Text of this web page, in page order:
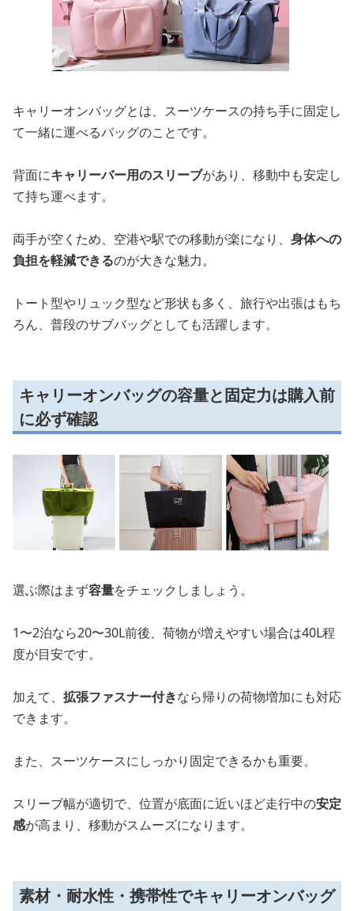
キャリーオンバッグとは、スーツケースの持ち手に固定し
て一緒に運べるバッグのことです。
背面にキャリーバー用のスリーブがあり、移動中も安定し
て持ち運べます。
両手が空くため、空港や駅での移動が楽になり、 身体への
負担を軽減できるのが大きな魅力。
トート型やリュック型など形状も多く、旅行や出張はもち
ろん、普段のサブバッグとしても活躍します。
キャリーオンバッグの容量と固定力は購入前
に必ず確認
選ぶ際はまず容量をチェックしましょう。
1〜2泊なら20〜30L前後、荷物が増えやすい場合は40L程
度が目安です。
加えて、 拡張ファスナー付きなら帰りの荷物増加にも対応
できます。
また、スーツケースにしっかり固定できるかも重要。
スリーブ幅が適切で、位置が底面に近いほど走行中の安定
感が高まり、移動がスムーズになります。
素材・耐水性・携帯性でキャリーオンバッグ